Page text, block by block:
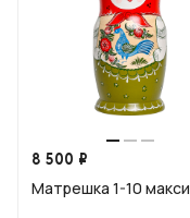
8 500 ₽
Матрешка 1-10 макси